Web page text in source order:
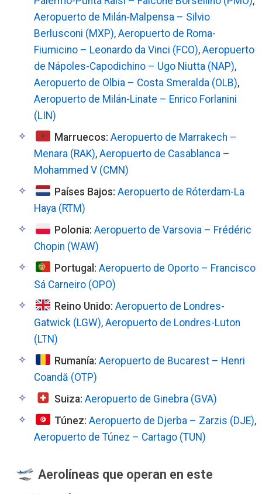
Aeropuerto de Milán-Malpensa – Silvio
Berlusconi (MXP), Aeropuerto de Roma-
Fiumicino – Leonardo da Vinci (FCO), Aeropuerto
de Nápoles-Capodichino – Ugo Niutta (NAP),
Aeropuerto de Olbia – Costa Smeralda (OLB),
Aeropuerto de Milán-Linate – Enrico Forlanini
(LIN)
Marruecos: Aeropuerto de Marrakech –
Menara (RAK), Aeropuerto de Casablanca –
Mohammed V (CMN)
Países Bajos: Aeropuerto de Róterdam-La
Haya (RTM)
Polonia: Aeropuerto de Varsovia – Frédéric
Chopin (WAW)
Portugal: Aeropuerto de Oporto – Francisco
Sá Carneiro (OPO)
Reino Unido: Aeropuerto de Londres-
Gatwick (LGW), Aeropuerto de Londres-Luton
(LTN)
Rumanía: Aeropuerto de Bucarest – Henri
Coandă (OTP)
Suiza: Aeropuerto de Ginebra (GVA)
Túnez: Aeropuerto de Djerba – Zarzis (DJE),
Aeropuerto de Túnez – Cartago (TUN)
Aerolíneas que operan en este